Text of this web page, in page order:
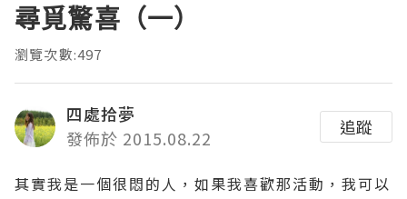
尋覓驚喜（一）
瀏覽次數:497
四處拾夢
發佈於 2015.08.22
追蹤
其實我是一個很悶的人，如果我喜歡那活動，我可以